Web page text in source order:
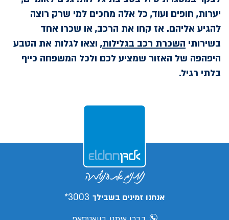
יערות, חופים ועוד, כל אלה מחכים למי שרק רוצה
להגיע אליהם. אז קחו את הרכב, או שכרו אחד
בשירותי השכרת רכב בגלילות, וצאו לגלות את הטבע
היפהפה של האזור שמציע לכם ולכל המשפחה כייף
בלתי רגיל.
אנחנו זמינים בשבילך 3003*